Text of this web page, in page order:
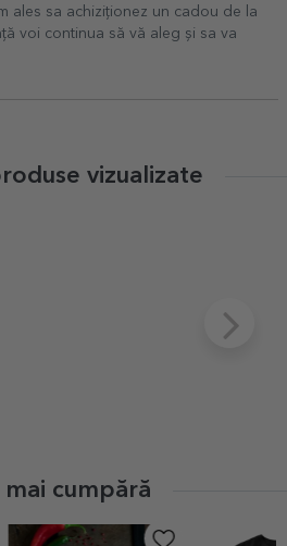
ales sa achiziționez un cadou de la
voi continua să vă aleg și sa va
vizualizate
mai cumpără